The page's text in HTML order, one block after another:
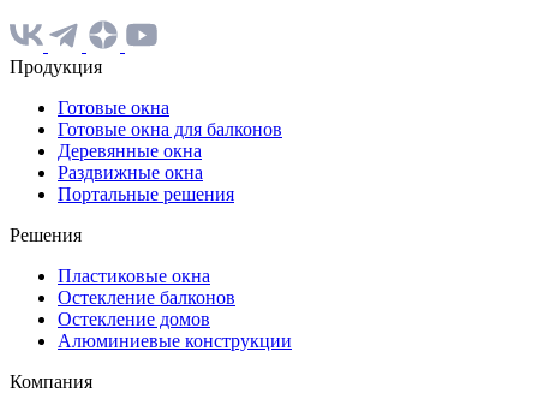
Продукция
Готовые окна
Готовые окна для балконов
Деревянные окна
Раздвижные окна
Портальные решения
Решения
Пластиковые окна
Остекление балконов
Остекление домов
Алюминиевые конструкции
Компания